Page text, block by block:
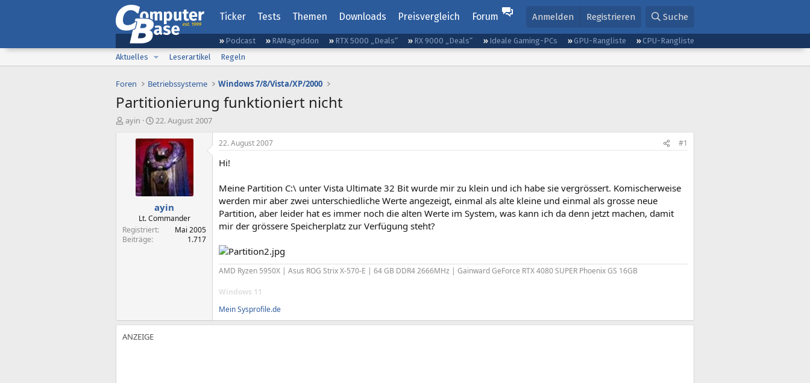
Ticker Tests Themen Downloads Preisvergleich Forum Anmelden Registrieren Suche
Podcast RAMageddon RTX 5000 „Deals“ RX 9000 „Deals“ Ideale Gaming-PCs GPU-Rangliste
CPU-Rangliste
Aktuelles
Leserartikel Regeln
Foren Betriebssysteme Windows 7/8/Vista/XP/2000
Partitionierung funktioniert nicht
E
ayin
E
s
t
e
l
l
t
a
m
22. August 2007
ayin
Lt. Commander
Registriert
Mai 2005
Beiträge
1.717
22. August 2007 #1
Hi!
Meine Partition C:\ unter Vista Ultimate 32 Bit wurde mir zu klein und ich habe sie vergrössert. Komischerweise
werden mir aber zwei unterschiedliche Werte angezeigt, einmal als alte kleine und einmal als grosse neue
Partition, aber leider hat es immer noch die alten Werte im System, was kann ich da denn jetzt machen, damit
mir der grössere Speicherplatz zur Verfügung steht?
AMD Ryzen 5950X | Asus ROG Strix X-570-E | 64 GB DDR4 2666MHz | Gainward GeForce RTX 4080 SUPER Phoenix GS 16GB
Windows 11
Mein Sysprofile.de